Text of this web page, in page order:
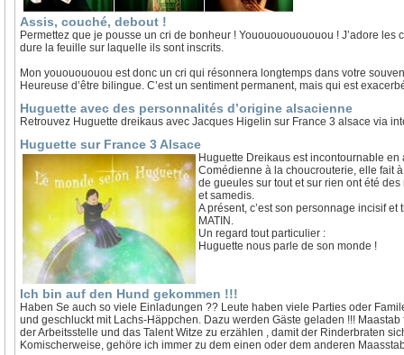
Assis, couché, debout !
Permettez que je pousse un cri de bonheur ! Yououououououou ! J’adore
dure la feuille sur laquelle ils sont inscrits.
Mon yououououou est donc un cri qui résonnera longtemps dans votre
Heureuse d’être bilingue. C’est un sentiment permanent, mais qui est
Huguette avec des personnalités d’origine alsacienne
Retrouvez Huguette dreikaus avec Jacques Higelin sur France 3 alsace via
Huguette sur France 3 Alsace
Huguette Dreikaus est incontournable en
Comédienne à la choucrouterie, elle fait
de gueules sur tout et sur rien ont été
et samedis.
A présent, c’est son personnage incisif
MATIN.
Un regard tout particulier :
Huguette nous parle de son monde !
Ich bin auf den Hund gekommen !!!
Haben Se auch so viele Einladungen ?? Leute haben viele Parties oder
und geschluckt mit Lachs-Häppchen. Dazu werden Gäste geladen !!!
der Arbeitsstelle und das Talent Witze zu erzählen , damit der Rinderbraten
Komischerweise, gehöre ich immer zu dem einen oder dem anderen